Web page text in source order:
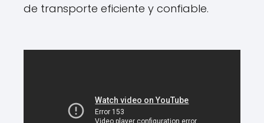
de transporte eficiente y confiable.